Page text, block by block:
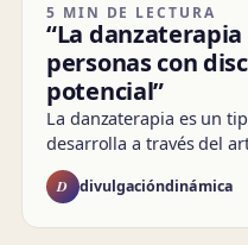
5 MIN DE LECTURA
“La
personas con
potencial”
La danzaterapia es un
desarrolla a través del
D divulgacióndinámica